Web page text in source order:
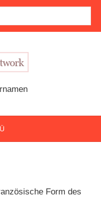
Form des